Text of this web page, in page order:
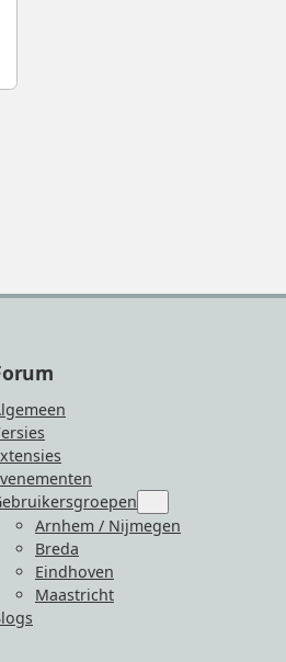
for
Arnhem / Nijmegen
Breda
Eindhoven
Maastricht